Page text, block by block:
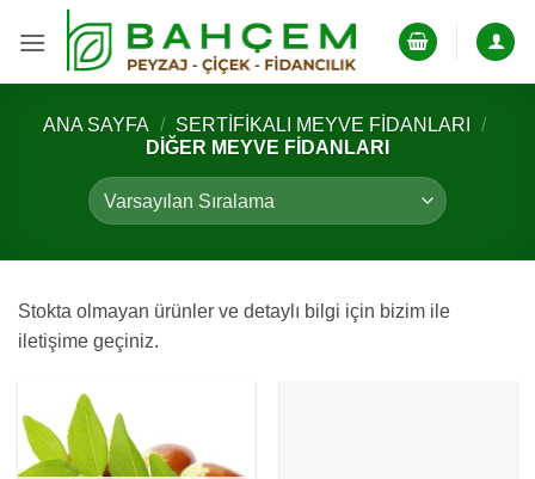
atla
ANA SAYFA / SERTIFIKALI MEYVE FIDANLARI
/
DIĞER MEYVE FIDANLARI
Stokta olmayan ürünler ve detaylı bilgi için bizim ile
iletişime geçiniz.